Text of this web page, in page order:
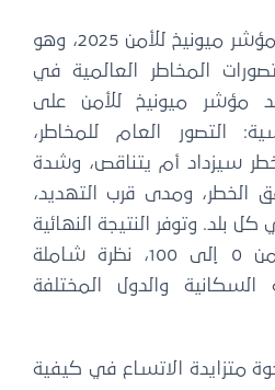
يستشهد التقرير بنتائج مؤشر ميونيخ للأمن 2025، وهو
المخاطر العالمية في
مؤشر ميونيخ للأمن على
التصور العام للمخاطر،
سيزداد أم يتناقص، وشدة
الخطر، ومدى قرب التهديد،
بلد. وتوفر النتيجة النهائية
للمؤشر، التي تتراوح من 0 إلى 100، نظرة شاملة
السكانية والدول المختلفة
متزايدة الاتساع في كيفية